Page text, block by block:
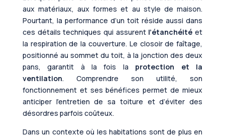
aux matériaux, aux formes et au style de maison.
Pourtant, la performance d’un toit réside aussi dans
ces détails techniques qui assurentl’étanchéité et
la respiration de la couverture. Le closoir de faîtage,
positionné au sommet du toit, à la jonction des deux
pans, garantit à la fois la protection et la
ventilation. Comprendre son utilité, son
fonctionnement et ses bénéfices permet de mieux
anticiper l’entretien de sa toiture et d’éviter des
désordres parfois coûteux.
Dans un contexte où les habitations sont de plus en